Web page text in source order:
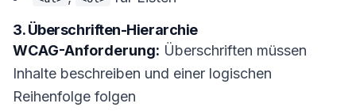
3. Überschriften-Hierarchie
WCAG-Anforderung: Überschriften müssen
Inhalte beschreiben und einer logischen
Reihenfolge folgen